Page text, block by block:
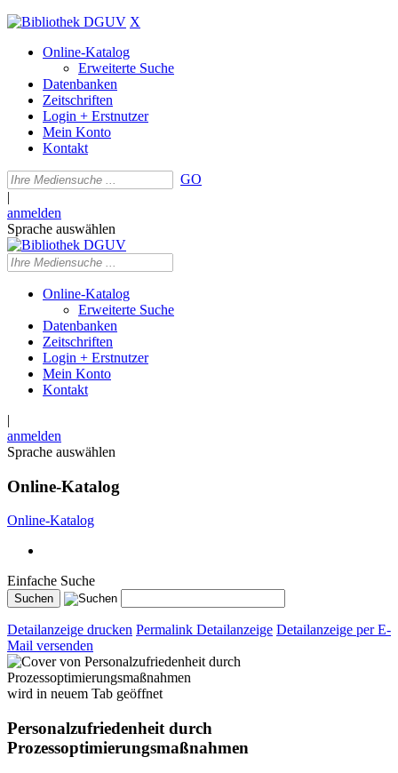
X
Online-Katalog
Erweiterte Suche
Datenbanken
Zeitschriften
Login + Erstnutzer
Mein Konto
Kontakt
GO
|
anmelden
Sprache auswählen
Online-Katalog
Erweiterte Suche
Datenbanken
Zeitschriften
Login + Erstnutzer
Mein Konto
Kontakt
|
anmelden
Sprache auswählen
Online-Katalog
Online-Katalog
Einfache Suche
Detailanzeige drucken Permalink Detailanzeige Detailanzeige per E-
Mail versenden
wird in neuem Tab geöffnet
Personalzufriedenheit durch
Prozessoptimierungsmaßnahmen